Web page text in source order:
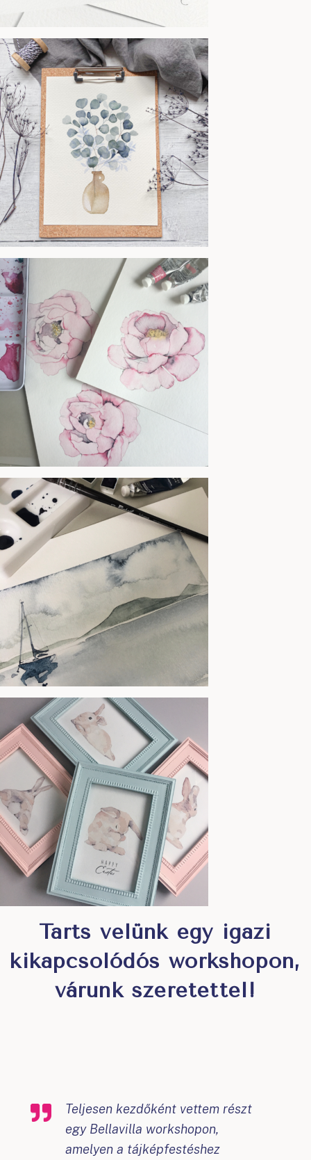
Tarts velünk egy igazi
kikapcsolódós workshopon,
várunk szeretettel!
Teljesen kezdőként vettem részt
egy Bellavilla workshopon,
amelyen a tájképfestéshez